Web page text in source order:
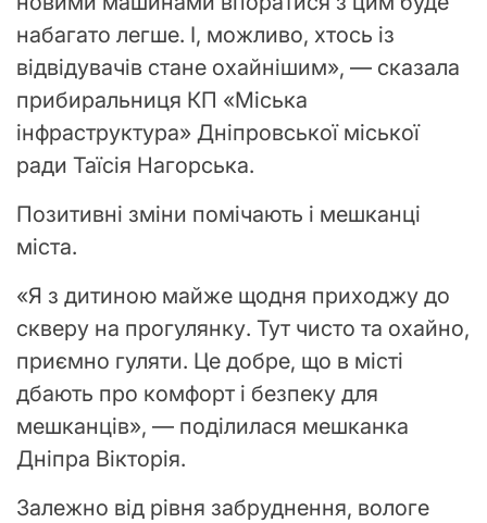
набагато легше. І, можливо, хтось із
відвідувачів стане охайнішим», — сказала
прибиральниця КП «Міська
інфраструктура» Дніпровської міської
ради Таїсія Нагорська.
Позитивні зміни помічають і мешканці
міста.
«Я з дитиною майже щодня приходжу до
скверу на прогулянку. Тут чисто та охайно,
приємно гуляти. Це добре, що в місті
дбають про комфорт і безпеку для
мешканців», — поділилася мешканка
Дніпра Вікторія.
Залежно від рівня забруднення, вологе